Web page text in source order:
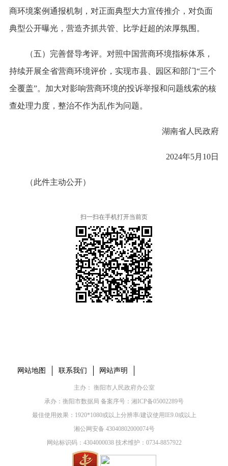
商环境案例通报机制，对正面典型大力宣传推介，对负面
典型公开曝光，营造齐抓共管、比学赶超的浓厚氛围。
（五）完善督导考评。对照中国营商环境指标体系，
持续开展全省营商环境评价，实现市县、园区和部门“三个
全覆盖”。加大对影响营商环境的投诉举报和问题线索的核
查处理力度，整治不作为乱作为问题。
湖南省人民政府
2024年5月10日
（此件主动公开）
扫一扫在手机打开当前页
网站地图 联系我们 网站声明
主办： 衡阳市人民政府办公室
承办：衡阳市数据局 备案序号： 湘ICP备05002289号
最佳使用效果：1920*1080或以上分辨率/建议使用IE9.0或以上
湘公网安备 43040802000074号
网站标识码：4304000038 技术维护：0734-8857922